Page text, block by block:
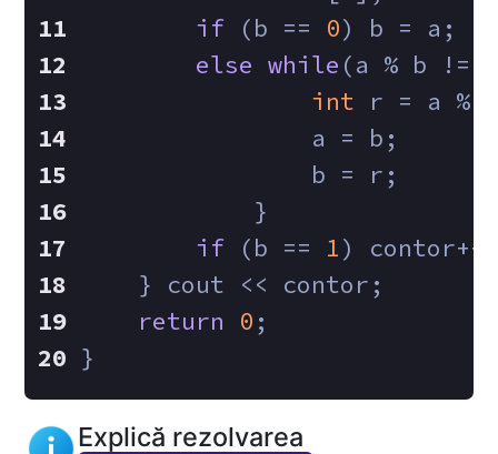
if (b == 0) b = a;
else while (a % b !=
int r = a %
                a = b;
                b = r;
            }
if (b == 1)
    } cout << contor;
return
0 ;
}
Explică rezolvarea